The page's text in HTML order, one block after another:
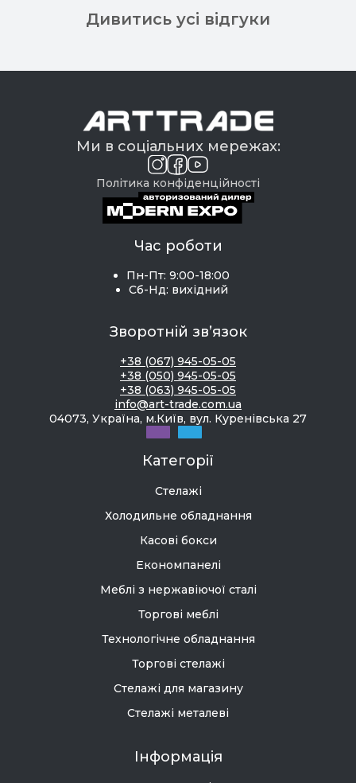
Дивитись усі відгуки
Ми в соціальних мережах:
Політика конфіденційності
Час роботи
Пн-Пт: 9:00-18:00
Сб-Нд: вихідний
Зворотній зв’язок
+38 (067) 945-05-05
+38 (050) 945-05-05
+38 (063) 945-05-05
info@art-trade.com.ua
04073, Україна, м.Київ, вул. Куренівська 27
Категорії
Стелажі
Холодильне обладнання
Касові бокси
Економпанелі
Меблі з нержавіючої сталі
Торгові меблі
Технологічне обладнання
Торгові стелажі
Стелажі для магазину
Стелажі металеві
Інформація